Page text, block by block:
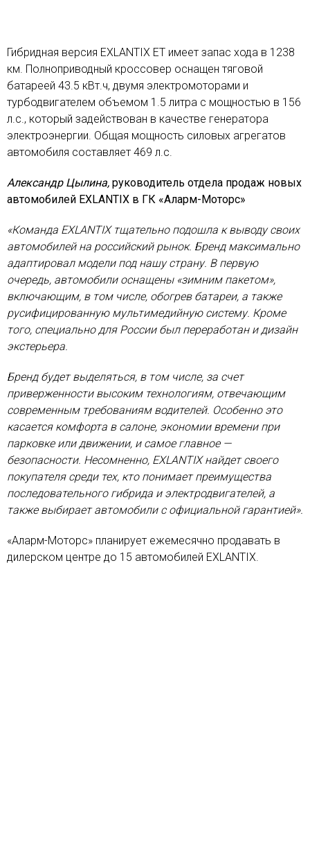
Гибридная версия EXLANTIX ET имеет запас хода в 1238
км. Полноприводный кроссовер оснащен тяговой
батареей 43.5 кВт.ч, двумя электромоторами и
турбодвигателем объемом 1.5 литра с мощностью в 156
л.с., который задействован в качестве генератора
электроэнергии. Общая мощность силовых агрегатов
автомобиля составляет 469 л.с.
Александр Цылина, руководитель отдела продаж новых
автомобилей EXLANTIX в ГК «Аларм-Моторс»
«Команда EXLANTIX тщательно подошла к выводу своих
автомобилей на российский рынок. Бренд максимально
адаптировал модели под нашу страну. В первую
очередь, автомобили оснащены «зимним пакетом»,
включающим, в том числе, обогрев батареи, а также
русифицированную мультимедийную систему. Кроме
того, специально для России был переработан и дизайн
экстерьера.
Бренд будет выделяться, в том числе, за счет
приверженности высоким технологиям, отвечающим
современным требованиям водителей. Особенно это
касается комфорта в салоне, экономии времени при
парковке или движении, и самое главное —
безопасности. Несомненно, EXLANTIX найдет своего
покупателя среди тех, кто понимает преимущества
последовательного гибрида и электродвигателей, а
также выбирает автомобили с официальной гарантией».
«Аларм-Моторс» планирует ежемесячно продавать в
дилерском центре до 15 автомобилей EXLANTIX.